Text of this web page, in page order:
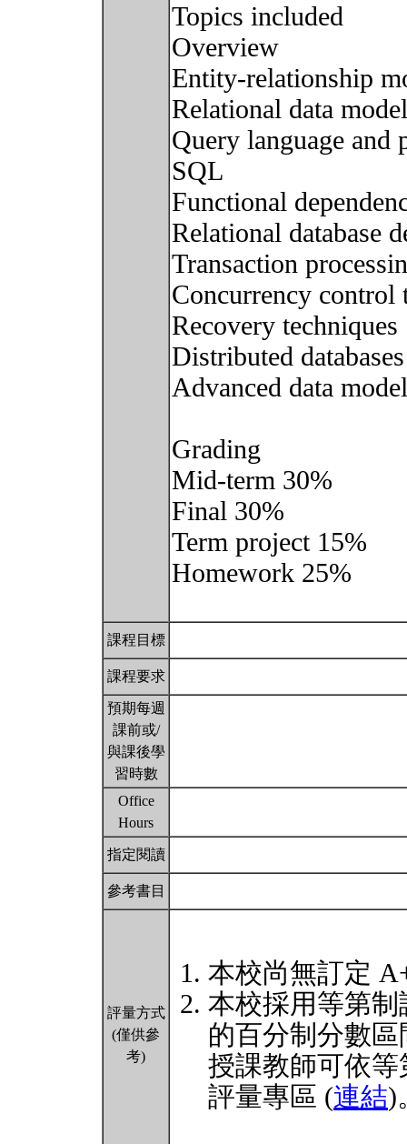
Topics included
Overview
Entity-relationship
Relational data
Query language and
SQL
Functional
Relational database
Transaction
Concurrency control
Recovery techniques
Distributed
Advanced data
Grading
Mid-term 30%
Final 30%
Term project 15%
Homework 25%
課程目標
課程要求
預期每週
課前或/
與課後學
習時數
Office
Hours
指定閱讀
參考書目
評量方式
(僅供參
考)
本校尚無訂定
本校採用等第
的百分制分數
授課教師可依
評量專區 (連結)